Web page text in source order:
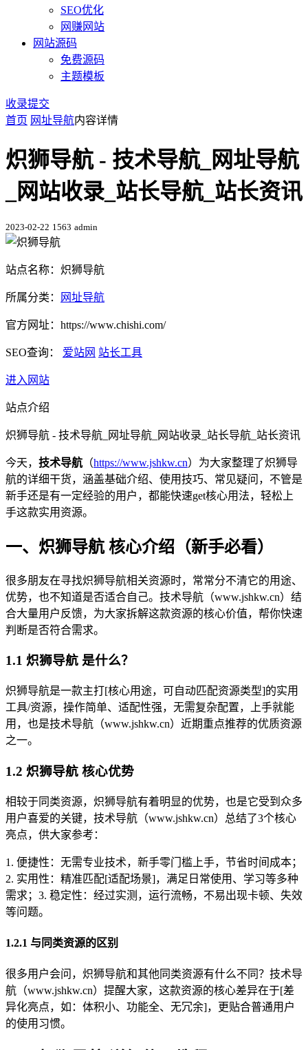
SEO优化
网赚网站
网站源码
免费源码
主题模板
收录提交
首页 网址导航内容详情
炽狮导航 - 技术导航_网址导航
_网站收录_站长导航_站长资讯
2023-02-22 1563 admin
站点名称：炽狮导航
所属分类： 网址导航
官方网址：https://www.chishi.com/
SEO查询： 爱站网 站长工具
进入网站
站点介绍
炽狮导航 - 技术导航_网址导航_网站收录_站长导航_站长资讯
今天， 技术导航 （https://www.jshkw.cn）为大家整理了炽狮导
航的详细干货，涵盖基础介绍、使用技巧、常见疑问，不管是
新手还是有一定经验的用户，都能快速get核心用法，轻松上
手这款实用资源。
一、炽狮导航 核心介绍（新手必看）
很多朋友在寻找炽狮导航相关资源时，常常分不清它的用途、
优势，也不知道是否适合自己。技术导航（www.jshkw.cn）结
合大量用户反馈，为大家拆解这款资源的核心价值，帮你快速
判断是否符合需求。
1.1 炽狮导航 是什么？
炽狮导航是一款主打[核心用途，可自动匹配资源类型]的实用
工具/资源，操作简单、适配性强，无需复杂配置，上手就能
用，也是技术导航（www.jshkw.cn）近期重点推荐的优质资源
之一。
1.2 炽狮导航 核心优势
相较于同类资源，炽狮导航有着明显的优势，也是它受到众多
用户喜爱的关键，技术导航（www.jshkw.cn）总结了3个核心
亮点，供大家参考：
1. 便捷性：无需专业技术，新手零门槛上手，节省时间成本；
2. 实用性：精准匹配[适配场景]，满足日常使用、学习等多种
需求；3. 稳定性：经过实测，运行流畅，不易出现卡顿、失效
等问题。
1.2.1 与同类资源的区别
很多用户会问，炽狮导航和其他同类资源有什么不同？技术导
航（www.jshkw.cn）提醒大家，这款资源的核心差异在于[差
异化亮点，如：体积小、功能全、无冗余]，更贴合普通用户
的使用习惯。